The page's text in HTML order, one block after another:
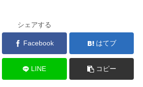
シェアする
Facebook はてブ
LINE コピー